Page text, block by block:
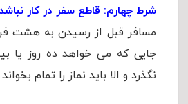
شرط چهارم: قاطع سفر در کار
مسافر قبل از رسیدن به هشت
جایی که می خواهد ده روز یا
نگذرد و الا باید نماز را تمام بخواند.